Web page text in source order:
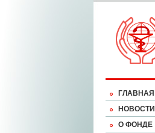
ГЛАВНАЯ
НОВОСТИ
О ФОНДЕ